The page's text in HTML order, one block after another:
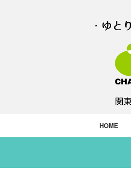
HOME